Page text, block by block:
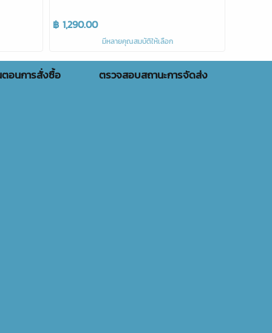
฿ 1,290.00
มีหลายคุณสมบัติให้เลือก
อนการสั่งซื้อ ตรวจสอบสถานะการจัดส่ง